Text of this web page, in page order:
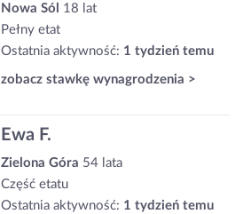
Nowa Sól
18 lat
Pełny etat
Ostatnia aktywność: 1 tydzień temu
zobacz stawkę wynagrodzenia >
Ewa F.
Zielona Góra 54 lata
Część etatu
Ostatnia aktywność: 1 tydzień temu